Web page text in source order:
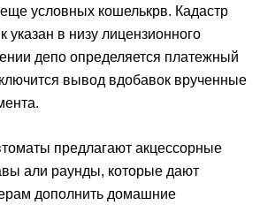
условных кошелькрв. Кадастр
указан в низу лицензионного
депо определяется платежный
вывод вдобавок врученные
предлагают акцессорные
али раунды, которые дают
дополнить домашние